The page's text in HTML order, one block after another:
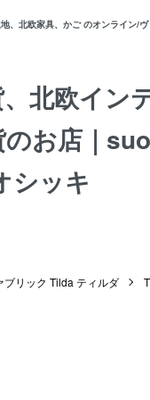
、北欧家具、かご のオンライン
北欧イン
のお店｜
シッキ
ブリック Tilda ティルダ